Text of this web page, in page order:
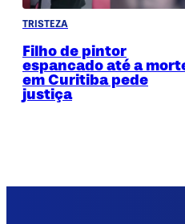
TRISTEZA
Filho de pintor
espancado até a
em Curitiba pede
justiça